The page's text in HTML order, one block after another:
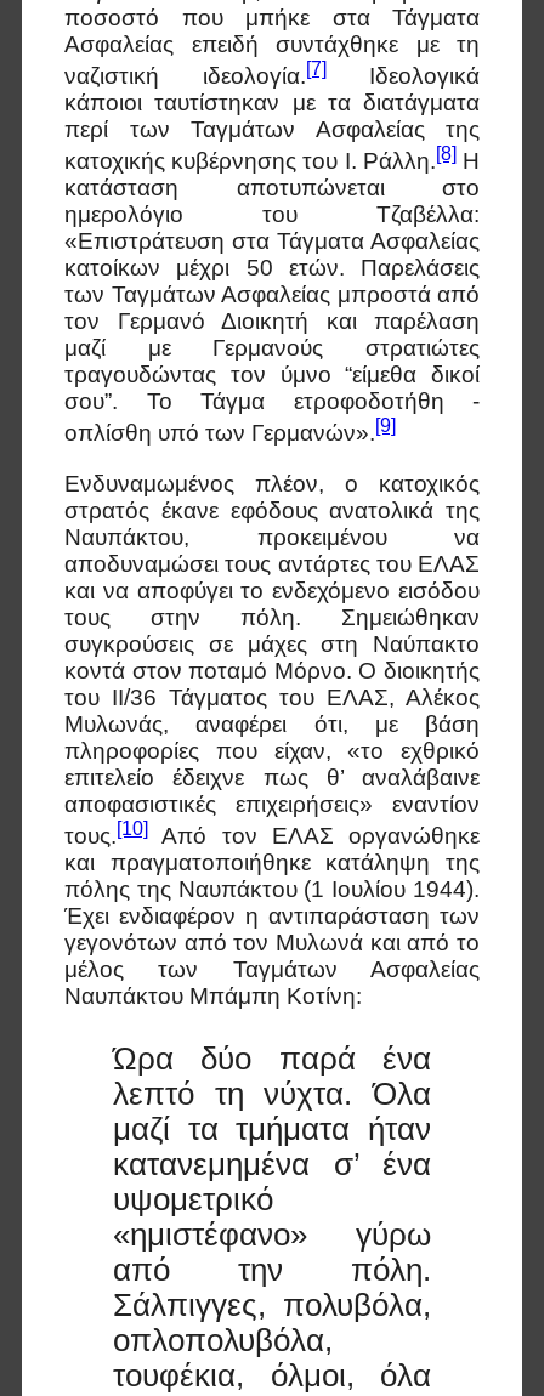
ποσοστό που μπήκε στα Τάγματα
Ασφαλείας επειδή συντάχθηκε με τη
ναζιστική ιδεολογία.[7]Ιδεολογικά
κάποιοι ταυτίστηκαν με τα διατάγματα
περί των Ταγμάτων Ασφαλείας της
κατοχικής κυβέρνησης του Ι. Ράλλη.[8]Η
κατάσταση αποτυπώνεται στο
ημερολόγιο του Τζαβέλλα:
«Επιστράτευση στα Τάγματα Ασφαλείας
κατοίκων μέχρι 50 ετών. Παρελάσεις
των Ταγμάτων Ασφαλείας μπροστά από
τον Γερμανό Διοικητή και παρέλαση
μαζί με Γερμανούς στρατιώτες
τραγουδώντας τον ύμνο “είμεθα δικοί
σου”. Το Τάγμα ετροφοδοτήθη -
οπλίσθη υπό των Γερμανών».[9]
Ενδυναμωμένος πλέον, ο κατοχικός
στρατός έκανε εφόδους ανατολικά της
Ναυπάκτου, προκειμένου να
αποδυναμώσει τους αντάρτες του ΕΛΑΣ
και να αποφύγει το ενδεχόμενο εισόδου
τους στην πόλη. Σημειώθηκαν
συγκρούσεις σε μάχες στη Ναύπακτο
κοντά στον ποταμό Μόρνο. Ο διοικητής
του ΙΙ/36 Τάγματος του ΕΛΑΣ, Αλέκος
Μυλωνάς, αναφέρει ότι, με βάση
πληροφορίες που είχαν, «το εχθρικό
επιτελείο έδειχνε πως θ’ αναλάβαινε
αποφασιστικές επιχειρήσεις» εναντίον
τους.[10]
Από τον ΕΛΑΣ οργανώθηκε
και πραγματοποιήθηκε κατάληψη της
πόλης της Ναυπάκτου (1 Ιουλίου 1944).
Έχει ενδιαφέρον η αντιπαράσταση των
γεγονότων από τον Μυλωνά και από το
μέλος των Ταγμάτων Ασφαλείας
Ναυπάκτου Μπάμπη Κοτίνη:
Ώρα δύο παρά ένα
λεπτό τη νύχτα. Όλα
μαζί τα τμήματα ήταν
κατανεμημένα σ’ ένα
υψομετρικό
«ημιστέφανο» γύρω
από την πόλη.
Σάλπιγγες, πολυβόλα,
οπλοπολυβόλα,
τουφέκια, όλμοι, όλα